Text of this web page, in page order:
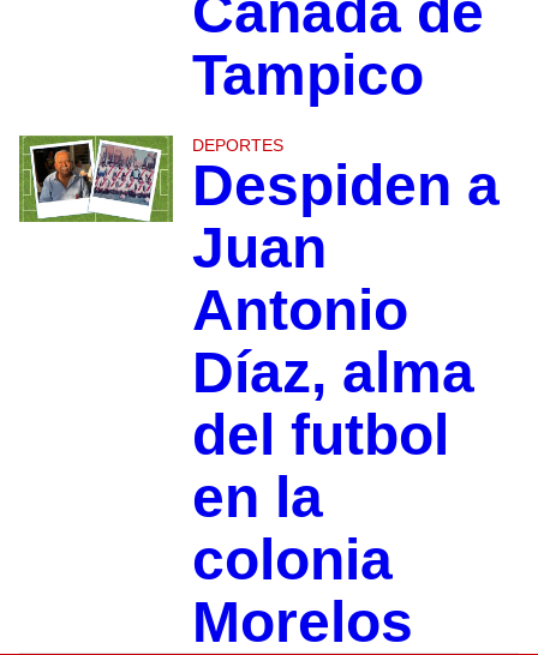
Tampico
DEPORTES
Despiden a
Juan
Antonio
Díaz, alma
del futbol
en la
colonia
Morelos